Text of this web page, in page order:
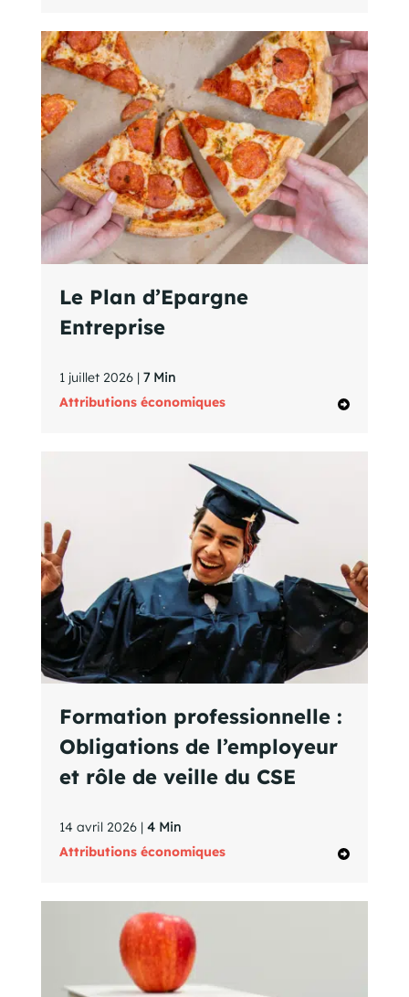
Le Plan d’Epargne
Entreprise
1 juillet 2026 | 7 Min
Attributions économiques
Formation professionnelle :
Obligations de l’employeur
et rôle de veille du CSE
14 avril 2026 | 4 Min
Attributions économiques